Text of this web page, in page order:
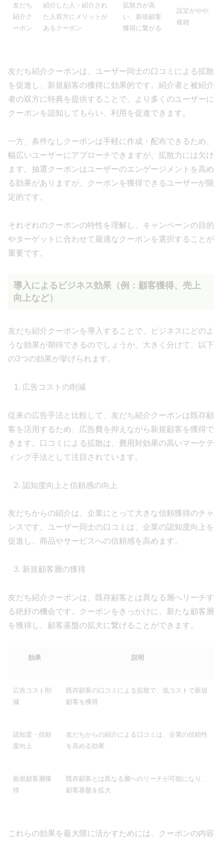
友だち
紹介ク
ーポン
紹介した人・紹介され
た人双方にメリットが
あるクーポン
拡散力が高
い、新規顧客
獲得に繋がる
設定がやや
複雑
友だち紹介クーポンは、ユーザー同士の口コミによる拡散
を促進し、新規顧客の獲得に効果的です。紹介者と被紹介
者の双方に特典を提供することで、より多くのユーザーに
クーポンを認知してもらい、利用を促進できます。
一方、条件なしクーポンは手軽に作成・配布できるため、
幅広いユーザーにアプローチできますが、拡散力には欠け
ます。抽選クーポンはユーザーのエンゲージメントを高め
る効果がありますが、クーポンを獲得できるユーザーが限
定的です。
それぞれのクーポンの特性を理解し、キャンペーンの目的
やターゲットに合わせて最適なクーポンを選択することが
重要です。
導入によるビジネス効果（例：顧客獲得、売上
向上など）
友だち紹介クーポンを導入することで、ビジネスにどのよ
うな効果が期待できるのでしょうか。大きく分けて、以下
の3つの効果が挙げられます。
広告コストの削減
従来の広告手法と比較して、友だち紹介クーポンは既存顧
客を活用するため、広告費を抑えながら新規顧客を獲得で
きます。口コミによる拡散は、費用対効果の高いマーケテ
ィング手法として注目されています。
認知度向上と信頼感の向上
友だちからの紹介は、企業にとって大きな信頼獲得のチャ
ンスです。ユーザー同士の口コミは、企業の認知度向上を
促進し、商品やサービスへの信頼感を高めます。
新規顧客層の獲得
友だち紹介クーポンは、既存顧客とは異なる層へリーチす
る絶好の機会です。クーポンをきっかけに、新たな顧客層
を獲得し、顧客基盤の拡大に繋げることができます。
効果 説明
広告コスト削
減
既存顧客の口コミによる拡散で、低コストで新規
顧客を獲得
認知度・信頼
度向上
友だちからの紹介による口コミは、企業の信頼性
を高める効果
新規顧客層獲
得
既存顧客とは異なる層へのリーチが可能になり、
顧客基盤を拡大
これらの効果を最大限に活かすためには、クーポンの内容